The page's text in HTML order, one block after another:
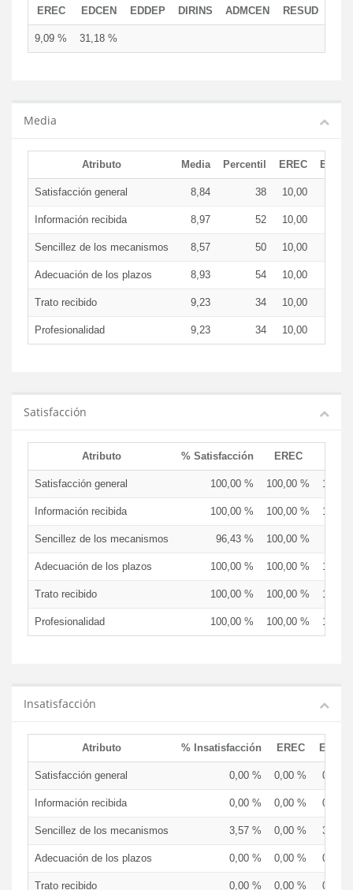
EREC EDCEN EDDEP DIRINS ADMCEN RESUD
9,09 % 31,18 %
Media
Atributo Media Percentil EREC
Satisfacción general 8,84 38 10,00
Información recibida 8,97 52 10,00
Sencillez de los mecanismos 8,57 50 10,00
Adecuación de los plazos 8,93 54 10,00
Trato recibido 9,23 34 10,00
Profesionalidad 9,23 34 10,00
Satisfacción
Atributo % Satisfacción EREC
Satisfacción general 100,00 % 100,00 %
Información recibida 100,00 % 100,00 %
Sencillez de los mecanismos 96,43 % 100,00 %
Adecuación de los plazos 100,00 % 100,00 %
Trato recibido 100,00 % 100,00 %
Profesionalidad 100,00 % 100,00 %
Insatisfacción
Atributo % Insatisfacción EREC
Satisfacción general 0,00 % 0,00 % 0,00
Información recibida 0,00 % 0,00 % 0,00
Sencillez de los mecanismos 3,57 % 0,00 % 3,70
Adecuación de los plazos 0,00 % 0,00 % 0,00
Trato recibido 0,00 % 0,00 % 0,00